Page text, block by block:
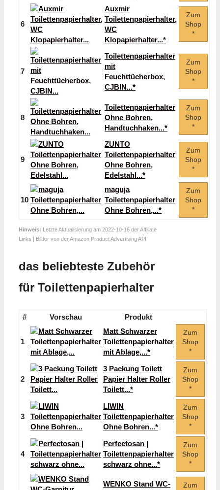
6
Auxmir
Toilettenpapierhalter,
WC
Klopapierhalter...*
Zum
Shop
*
7
Toilettenpapierhalter
mit
Feuchttücherbox,
CJBIN...*
Zum
Shop
*
8
Toilettenpapierhalter
Ohne Bohren,
Handtuchhaken...*
Zum
Shop
*
9
ZUNTO
Toilettenpapierhalter
Ohne Bohren,
Edelstahl...*
Zum
Shop
*
10
maguja
Toilettenpapierhalter
Ohne Bohren,...*
Zum
Shop
*
Hinweis: Letzte Aktualisierung am 2022-10-16 der Affiliate
Links | Bilder von der Amazon Product Advertising API
das beliebteste Zubehör
für Toilettenpapierhalter
# Vorschau Produkt
1
Matt Schwarzer
Toilettenpapierhalter
mit Ablage,...*
Zum
Shop
*
2
3 Packung Toilett
Papier Halter Roller
Toilett...*
Zum
Shop
*
3
LIWIN
Toilettenpapierhalter
Ohne Bohren...*
Zum
Shop
*
4
Perfectosan |
Toilettenpapierhalter
schwarz ohne...*
Zum
Shop
*
WENKO Stand WC- Zum